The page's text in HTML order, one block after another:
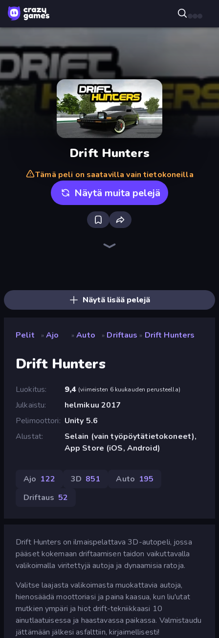
Drift Hunters
Tämä peli on saatavilla vain tietokoneilla
Näytä muita pelejä
Näytä lisää pelejä
Pelit » Ajo » Auto » Driftaus » Drift Hunters
Drift Hunters
Luokitus 9,4 (viimeisten 6 kuukauden perusteella)
Julkaistu
helmikuu 2017
Pelimoottori
Unity 5.6
Alustat
Selain (vain työpöytätietokoneet),
App Store (iOS, Android)
Ajo 122 3D 851 Auto 195
Driftaus 52
Drift Hunters on ilmaispelattava 3D-autopeli, jossa
pääset kokemaan driftaamisen taidon vaikuttavalla
valikoimalla viritettyjä autoja ja dynaamisia ratoja.
Valitse laajasta valikoimasta muokattavia autoja,
hienosäädä moottoriasi ja paina kaasua, kun liu'utat
mutkien ympäri ja hiot drift-tekniikkaasi 10
ainutlaatuisessa ja haastavassa paikassa. Valmistaudu
jättämään jälkesi asfalttiin, kirjaimellisesti!